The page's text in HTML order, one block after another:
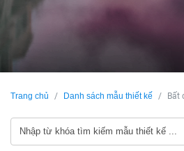
Trang chủ Danh sách mẫu thiết kế Bất